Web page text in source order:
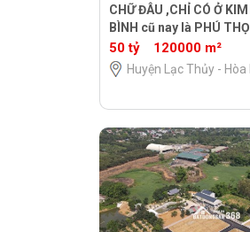
CHỮ ĐÂU ,CHỈ CÓ Ở
BÌNH cũ nay là PHÚ
50 tỷ 120000 m²
Huyện Lạc Thủy - Hòa